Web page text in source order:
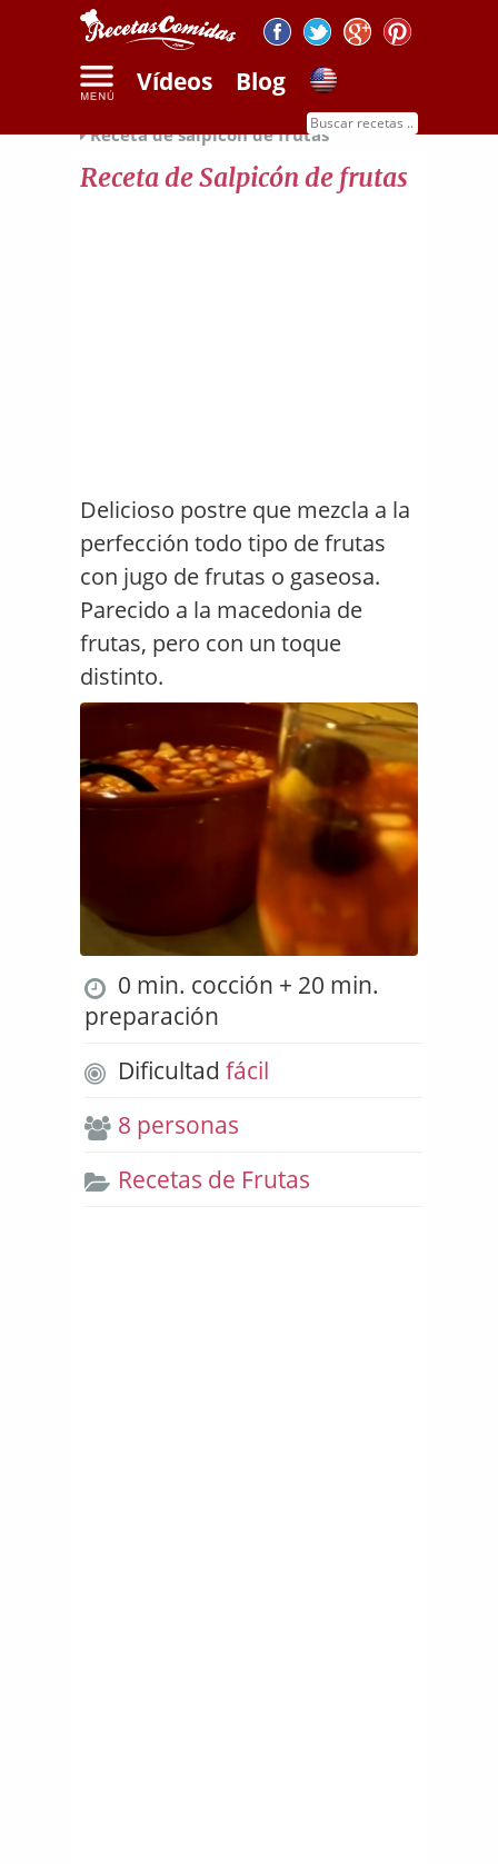
Vídeos Blog
Recetas de frutas
Receta de salpicón de frutas
Receta de Salpicón de frutas
Delicioso postre que mezcla a la
perfección todo tipo de frutas
con jugo de frutas o gaseosa.
Parecido a la macedonia de
frutas, pero con un toque
distinto.
0 min. cocción + 20 min.
preparación
Dificultad fácil
8 personas
Recetas de Frutas